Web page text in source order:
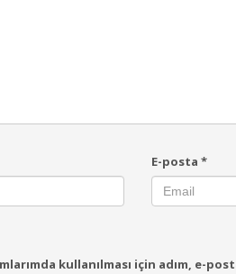
E-posta*
kullanılması için adım, e-